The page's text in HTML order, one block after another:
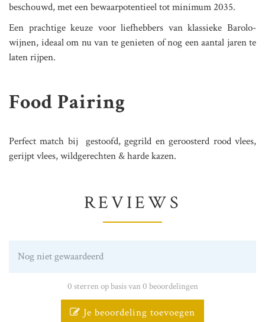
beschouwd, met een bewaarpotentieel tot minimum 2035​.
Een prachtige keuze voor liefhebbers van klassieke Barolo-
wijnen, ideaal om nu van te genieten of nog een aantal jaren te
laten rijpen.
Food Pairing
Perfect match bij gestoofd, gegrild en geroosterd rood vlees,
gerijpt vlees, wildgerechten & harde kazen.
REVIEWS
Nog niet gewaardeerd
0 sterren op basis van 0 beoordelingen
Je beoordeling toevoegen